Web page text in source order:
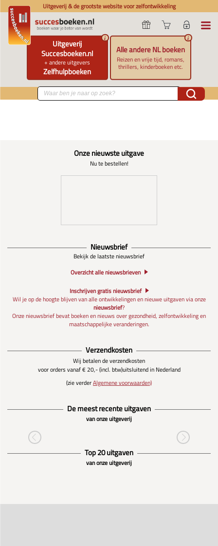
Uitgeverij & de grootste website voor zelfontwikkeling
Uitgeverij
Succesboeken.nl
+ andere uitgevers
Zelfhulpboeken
i
Alle andere NL boeken
Reizen en vrije tijd, romans,
thrillers, kinderboeken etc.
i
Onze nieuwste uitgave
Nu te bestellen!
Nieuwsbrief
Bekijk de laatste nieuwsbrief
Overzicht alle nieuwsbrieven
Inschrijven gratis nieuwsbrief
Wil je op de hoogte blijven van alle ontwikkelingen en nieuwe uitgaven via onze
nieuwsbrief?
Onze nieuwsbrief bevat boeken en nieuws over gezondheid, zelfontwikkeling en
maatschappelijke veranderingen.
Verzendkosten
Wij betalen de verzendkosten
voor orders vanaf € 20,- (incl. btw)uitsluitend in Nederland
(zie verderAlgemene voorwaarden)
De meest recente uitgaven
van onze uitgeverij
Top 20 uitgaven
van onze uitgeverij